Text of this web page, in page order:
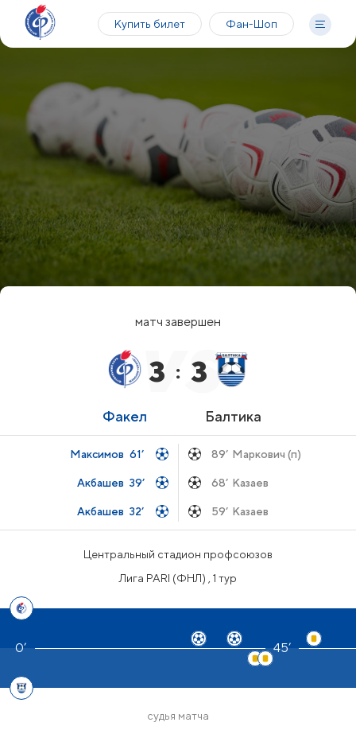
Купить билет Фан-Шоп
матч завершен
Факел
3 : 3
Балтика
61’
Максимов
39’
Акбашев
32’
Акбашев
89’ Маркович (п)
68’ Казаев
59’ Казаев
Центральный стадион профсоюзов
Лига PARI (ФНЛ) , 1 тур
45’
судья матча